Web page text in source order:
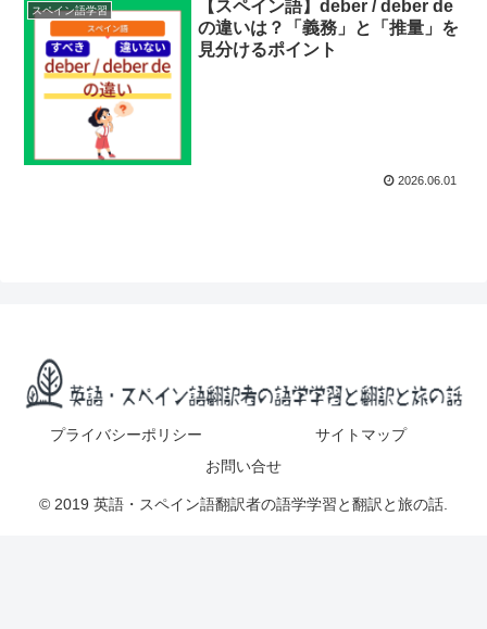
スペイン語学習
【スペイン語】deber / deber de
の違いは？「義務」と「推量」を
見分けるポイント
2026.06.01
プライバシーポリシー
サイトマップ
お問い合せ
© 2019 英語・スペイン語翻訳者の語学学習と翻訳と旅の話.